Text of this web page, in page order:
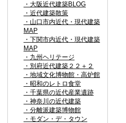
・大阪近代建築BLOG
・近代建築散策
・山口市内近代・現代建築
MAP
・下関市内近代・現代建築
MAP
・九州ヘリテージ
・別府近代建築２２＋２
・地域文化博物館・高炉館
・昭和のレトロ食堂
・千葉県の近代産業遺跡
・神奈川の近代建築
・分離派建築博物館
・モダン・デ・タウン